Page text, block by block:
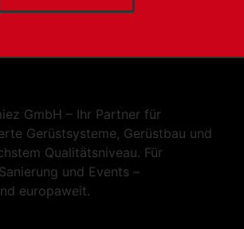
GmbH – Ihr Partner für
Gerüstsysteme, Gerüstbau und
Qualitätsniveau. Für
und Events –
europaweit.